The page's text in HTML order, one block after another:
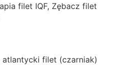
filet IQF, Zębacz filet
atlantycki filet (czarniak)